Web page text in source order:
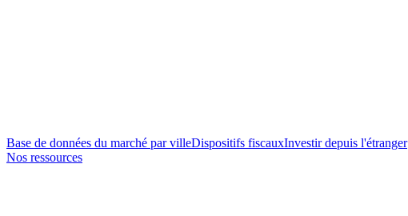
Base de données du marché par villeDispositifs fiscauxInvestir depuis l'étranger
Nos ressources